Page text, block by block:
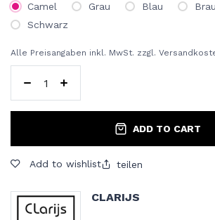
Camel Grau Blau
Schwarz
Alle Preisangaben inkl. MwSt. zzgl.
ADD TO CART
Add to wishlist teilen
CLARIJS